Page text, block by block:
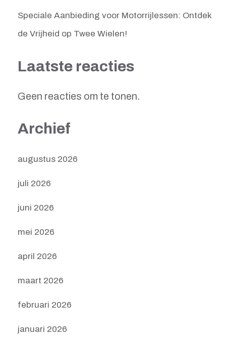
Speciale Aanbieding voor Motorrijlessen: Ontdek
de Vrijheid op Twee Wielen!
Laatste reacties
Geen reacties om te tonen.
Archief
augustus 2026
juli 2026
juni 2026
mei 2026
april 2026
maart 2026
februari 2026
januari 2026